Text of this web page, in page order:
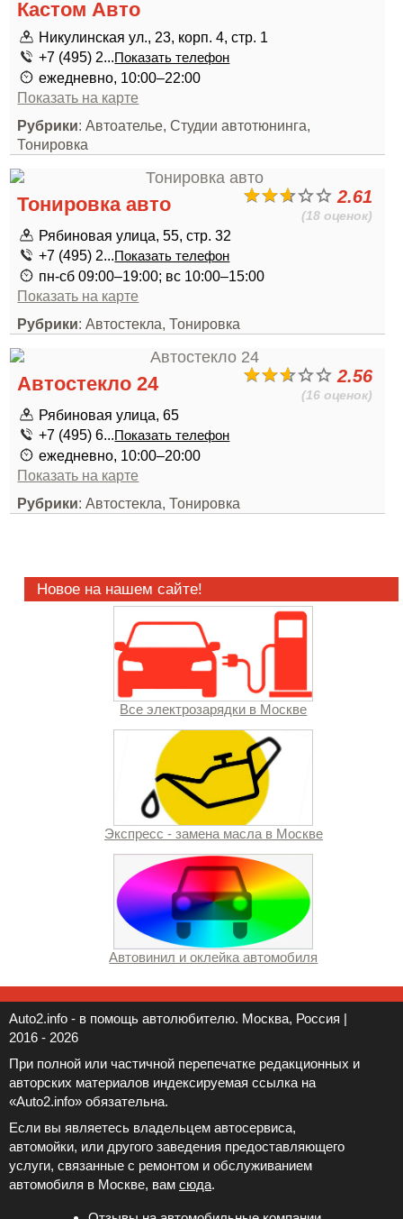
Кастом Авто
Никулинская ул., 23, корп. 4, стр. 1
+7 (495) 2...Показать телефон
ежедневно, 10:00–22:00
Показать на карте
Рубрики: Автоателье, Студии автотюнинга,
Тонировка
2.61
(18 оценок)
Тонировка авто
Рябиновая улица, 55, стр. 32
+7 (495) 2...Показать телефон
пн-сб 09:00–19:00; вс 10:00–15:00
Показать на карте
Рубрики: Автостекла, Тонировка
2.56
(16 оценок)
Автостекло 24
Рябиновая улица, 65
+7 (495) 6...Показать телефон
ежедневно, 10:00–20:00
Показать на карте
Рубрики: Автостекла, Тонировка
Новое на нашем сайте!
Все электрозарядки в Москве
Экспресс - замена масла в Москве
Автовинил и оклейка автомобиля
Auto2.info - в помощь автолюбителю. Москва, Россия |
2016 - 2026
При полной или частичной перепечатке редакционных и
авторских материалов индексируемая ссылка на
«Auto2.info» обязательна.
Если вы являетесь владельцем автосервиса,
автомойки, или другого заведения предоставляющего
услуги, связанные с ремонтом и обслуживанием
автомобиля в Москве, вам сюда.